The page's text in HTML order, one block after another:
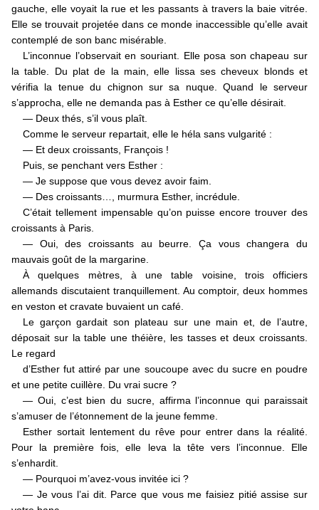
gauche, elle voyait la rue et les passants à travers la baie vitrée.
Elle se trouvait projetée dans ce monde inaccessible qu’elle avait
contemplé de son banc misérable.
L’inconnue l’observait en souriant. Elle posa son chapeau sur
la table. Du plat de la main, elle lissa ses cheveux blonds et
vérifia la tenue du chignon sur sa nuque. Quand le serveur
s’approcha, elle ne demanda pas à Esther ce qu’elle désirait.
— Deux thés, s’il vous plaît.
Comme le serveur repartait, elle le héla sans vulgarité :
— Et deux croissants, François !
Puis, se penchant vers Esther :
— Je suppose que vous devez avoir faim.
— Des croissants…, murmura Esther, incrédule.
C’était tellement impensable qu’on puisse encore trouver des
croissants à Paris.
— Oui, des croissants au beurre. Ça vous changera du
mauvais goût de la margarine.
À quelques mètres, à une table voisine, trois officiers
allemands discutaient tranquillement. Au comptoir, deux hommes
en veston et cravate buvaient un café.
Le garçon gardait son plateau sur une main et, de l’autre,
déposait sur la table une théière, les tasses et deux croissants.
Le regard
d’Esther fut attiré par une soucoupe avec du sucre en poudre
et une petite cuillère. Du vrai sucre ?
— Oui, c’est bien du sucre, affirma l’inconnue qui paraissait
s’amuser de l’étonnement de la jeune femme.
Esther sortait lentement du rêve pour entrer dans la réalité.
Pour la première fois, elle leva la tête vers l’inconnue. Elle
s’enhardit.
— Pourquoi m’avez-vous invitée ici ?
— Je vous l’ai dit. Parce que vous me faisiez pitié assise sur